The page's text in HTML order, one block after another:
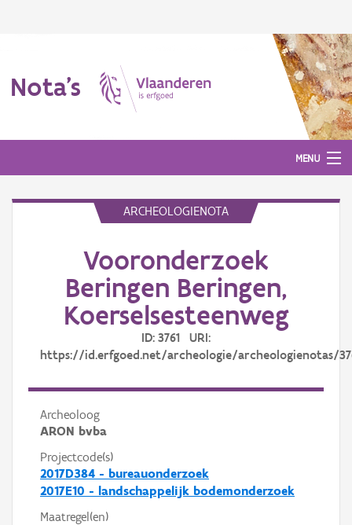
Nota's
MENU
ARCHEOLOGIENOTA
Vooronderzoek
Beringen Beringen,
Koerselsesteenweg
ID: 3761 URI:
https://id.erfgoed.net/archeologie/archeologienotas/
Archeoloog
ARON bvba
Projectcode(s)
2017D384 - bureauonderzoek
2017E10 - landschappelijk bodemonderzoek
Maatregel(en)